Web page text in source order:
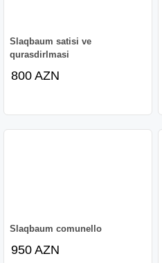
Slaqbaum satisi ve
qurasdirlmasi
800 AZN
Slaqbaum comunello
950 AZN